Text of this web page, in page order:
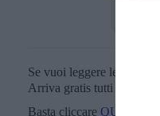
Se vuoi leggere le
Arriva gratis tutti i giorni
Basta cliccare QUI